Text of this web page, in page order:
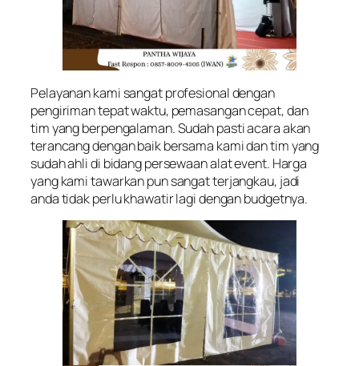
Pelayanan kami sangat profesional dengan
pengiriman tepat waktu, pemasangan cepat, dan
tim yang berpengalaman. Sudah pasti acara akan
terancang dengan baik bersama kami dan tim yang
sudah ahli di bidang persewaan alat event. Harga
yang kami tawarkan pun sangat terjangkau, jadi
anda tidak perlu khawatir lagi dengan budgetnya.